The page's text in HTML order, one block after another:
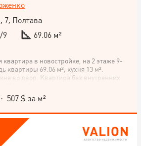
7, Полтава
9
69.06 м²
квартира в новостройке, на 2 этаже 9-
квартиры 69.06 м², кухня 13 м².
во двор. Квартира без внутренних
терминалы, отделения
школа, ПтУ, садик, остановка, А3С,
Не упускайте возможности
мечты! Позвоните по телефону и
информацию.
· 507 $ за м²